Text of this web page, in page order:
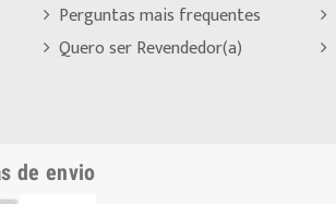
Perguntas mais frequentes
Quero ser Revendedor(a)
de envio